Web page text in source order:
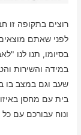
רוצים בתקופה זו
לפני שאתם
בסיומו, תנו לנו
במידה והשירות
שעב וגם במצב בו
בית עם מחסן
ונוח עבורכם עם